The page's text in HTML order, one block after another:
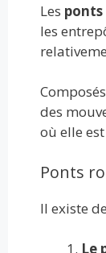
Les
les
des
où elle
Ponts
Il existe
Le